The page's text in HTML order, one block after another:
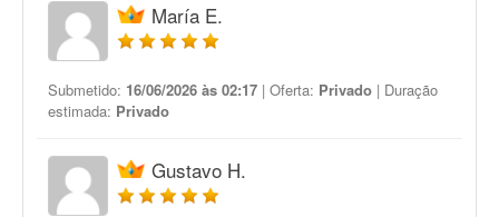
María E.
Submetido: 16/06/2026 às 02:17 | Oferta: Privado | Duração
estimada: Privado
Gustavo H.